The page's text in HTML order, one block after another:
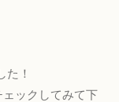
た！
ックしてみて下